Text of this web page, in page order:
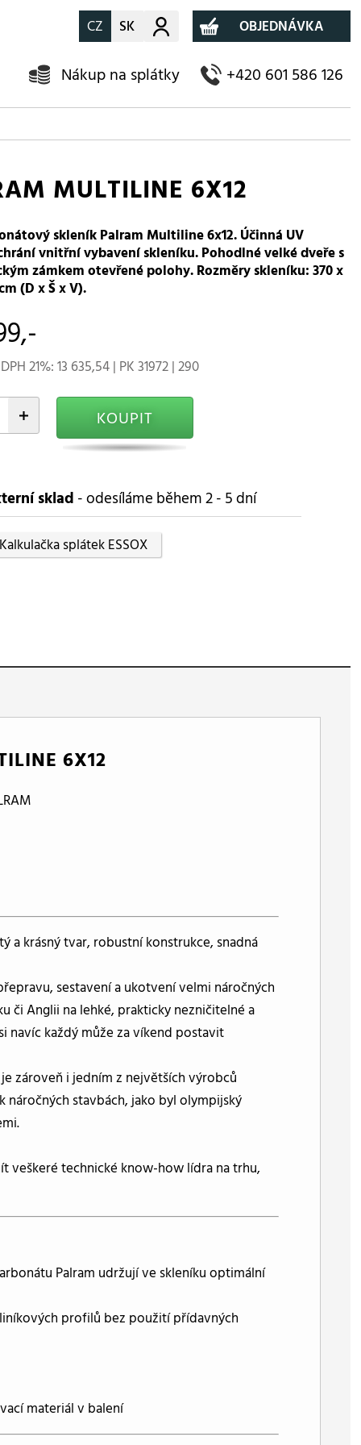
CZ SK Můj účet OBJEDNÁVKA
Nákup na splátky +420 601 586 126
MULTILINE 6X12
skleník Palram Multiline 6x12. Účinná UV
vnitřní vybavení skleníku. Pohodlné velké dveře s
zámkem otevřené polohy. Rozměry skleníku: 370 x
(D x Š x V).
21%: 13 635,54 | PK 31972 | 290
+ KOUPIT
sklad - odesíláme během 2 - 5 dní
Kalkulačka splátek ESSOX
6X12
a krásný tvar, robustní konstrukce, snadná
sestavení a ukotvení velmi náročných
či Anglii na lehké, prakticky nezničitelné a
navíc každý může za víkend postavit
zároveň i jedním z největších výrobců
stavbách, jako byl olympijský
veškeré technické know-how lídra na trhu,
Palram udržují ve skleníku optimální
profilů bez použití přídavných
materiál v balení